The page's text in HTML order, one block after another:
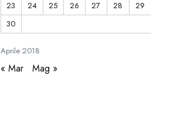
Aprile2018
23
24 25 26 27 28
29
30
« Mar Mag »